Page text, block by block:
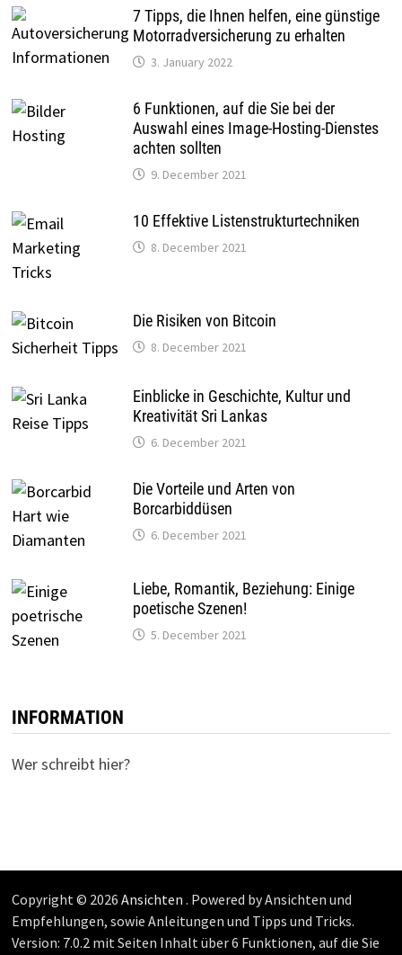
7 Tipps, die Ihnen helfen, eine günstige
Motorradversicherung zu erhalten
3. January 2022
6 Funktionen, auf die Sie bei der
Auswahl eines Image-Hosting-Dienstes
achten sollten
9. December 2021
10 Effektive Listenstrukturtechniken
8. December 2021
Die Risiken von Bitcoin
8. December 2021
Einblicke in Geschichte, Kultur und
Kreativität Sri Lankas
6. December 2021
Die Vorteile und Arten von
Borcarbiddüsen
6. December 2021
Liebe, Romantik, Beziehung: Einige
poetische Szenen!
5. December 2021
INFORMATION
Wer schreibt hier?
Copyright © 2026 Ansichten . Powered by Ansichten und
Empfehlungen, sowie Anleitungen und Tipps und Tricks.
Version: 7.0.2 mit Seiten Inhalt über 6 Funktionen, auf die Sie